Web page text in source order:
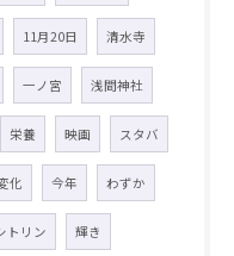
11月20日 清水寺
一ノ宮 浅間神社
栄養 映画 スタバ
化 今年 わずか
トリン 輝き